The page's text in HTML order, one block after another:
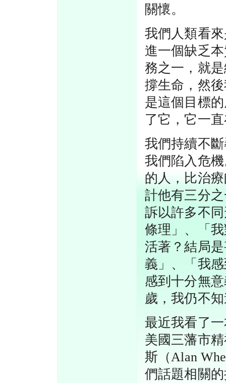
關懷。
我們人類看
進一個缺乏
務之一，就
撐生命，然
是這個目標
了它，它一
我們持續不
我們陷入危
的人，比治
計他有三分
訴以許多不
條理」、「
活著？結局
義」、「我
感到十分無
歲，我仍不
最近我看了
美國三藩市
斯（Alan
們話題相關